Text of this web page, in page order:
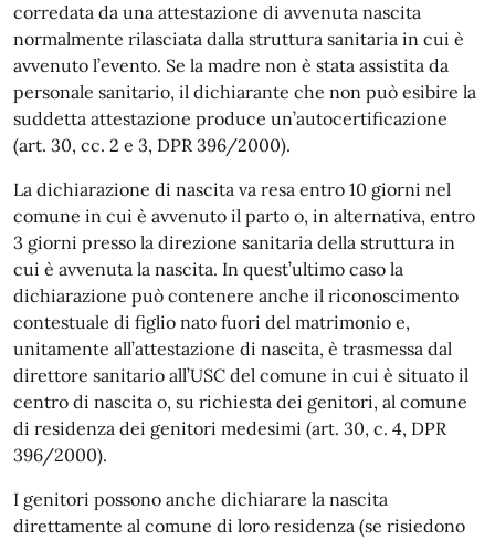
corredata da una attestazione di avvenuta nascita
normalmente rilasciata dalla struttura sanitaria in cui è
avvenuto l’evento. Se la madre non è stata assistita da
personale sanitario, il dichiarante che non può esibire la
suddetta attestazione produce un’autocertificazione
(art. 30, cc. 2 e 3, DPR 396/2000).
La dichiarazione di nascita va resa entro 10 giorni nel
comune in cui è avvenuto il parto o, in alternativa, entro
3 giorni presso la direzione sanitaria della struttura in
cui è avvenuta la nascita. In quest’ultimo caso la
dichiarazione può contenere anche il riconoscimento
contestuale di figlio nato fuori del matrimonio e,
unitamente all’attestazione di nascita, è trasmessa dal
direttore sanitario all’USC del comune in cui è situato il
centro di nascita o, su richiesta dei genitori, al comune
di residenza dei genitori medesimi (art. 30, c. 4, DPR
396/2000).
I genitori possono anche dichiarare la nascita
direttamente al comune di loro residenza (se risiedono